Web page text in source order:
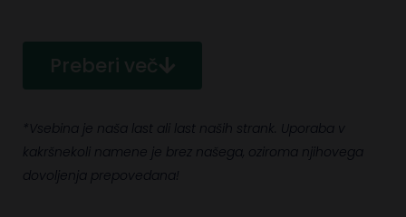
Preberi več
*Vsebina je naša last ali last naših strank. Uporaba v
kakršnekoli namene je brez našega, oziroma njihovega
dovoljenja prepovedana!